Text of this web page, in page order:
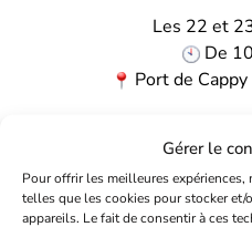
Gérer le
Pour offrir les meilleures
telles que les cookies pour stocker et/
appareils. Le fait de consentir à ces
Les 22 et
De
Port de